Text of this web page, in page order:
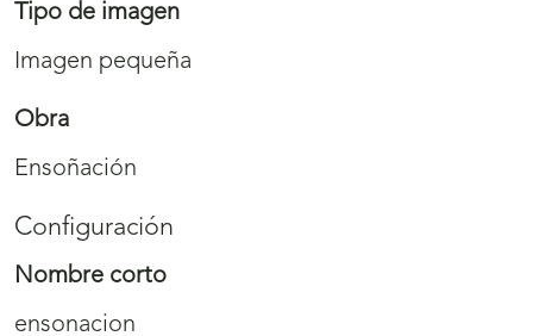
Tipo de imagen
Imagen pequeña
Obra
Ensoñación
Configuración
Nombre corto
ensonacion